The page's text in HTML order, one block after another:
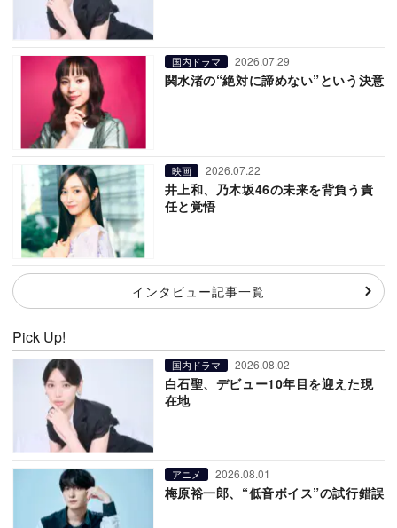
国内ドラマ 2026.07.29
関水渚の“絶対に諦めない”という決意
映画 2026.07.22
井上和、乃木坂46の未来を背負う責
任と覚悟
インタビュー記事一覧
Pick Up!
国内ドラマ 2026.08.02
白石聖、デビュー10年目を迎えた現
在地
アニメ 2026.08.01
梅原裕一郎、“低音ボイス”の試行錯誤